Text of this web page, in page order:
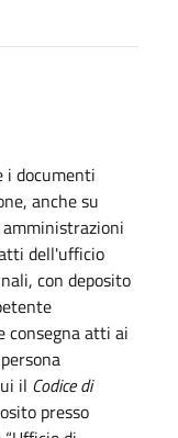
i documenti
anche su
dell'ufficio
con deposito
consegna atti ai
il Codice di
presso